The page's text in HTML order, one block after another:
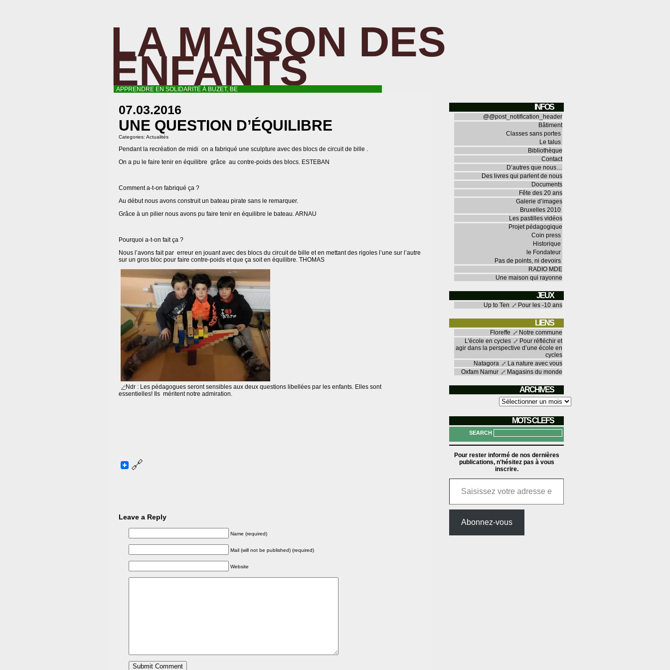
LA MAISON DES
ENFANTS
APPRENDRE EN SOLIDARITÉ À BUZET, BE
07.03.2016
UNE QUESTION D’ÉQUILIBRE
Categories: Actualités
Pendant la recréation de midi on a fabriqué une sculpture avec des blocs de circuit de bille .
On a pu le faire tenir en équilibre grâce au contre-poids des blocs. ESTEBAN
Comment a-t-on fabriqué ça ?
Au début nous avons construit un bateau pirate sans le remarquer.
Grâce à un pilier nous avons pu faire tenir en équilibre le bateau. ARNAU
Pourquoi a-t-on fait ça ?
Nous l’avons fait par erreur en jouant avec des blocs du circuit de bille et en mettant des rigoles l’une sur l’autre
sur un gros bloc pour faire contre-poids et que ça soit en équilibre. THOMAS
Ndr : Les pédagogues seront sensibles aux deux questions libellées par les enfants. Elles sont
essentielles! Ils méritent notre admiration.
Leave a Reply
Name (required)
Mail (will not be published) (required)
Website
INFOS
@@post_notification_header
Bâtiment
Classes sans portes
Le talus
Bibliothèque
Contact
D’autres que nous…
Des livres qui parlent de nous
Documents
Fête des 20 ans
Galerie d’images
Bruxelles 2010
Les pastilles vidéos
Projet pédagogique
Coin press
Historique
le Fondateur
Pas de points, ni devoirs
RADIO MDE
Une maison qui rayonne
JEUX
Up to Ten Pour les -10 ans
LIENS
Floreffe
Notre commune
L'école en cycles
Pour réfléchir et
agir dans la perspective d’une école en
cycles
Natagora
La nature avec vous
Oxfam Namur
Magasins du monde
ARCHIVES
MOTS CLEFS
SEARCH
Pour rester informé de nos dernières
publications, n'hésitez pas à vous
inscrire.
Saisissez votre adresse e-mail…
Abonnez-vous